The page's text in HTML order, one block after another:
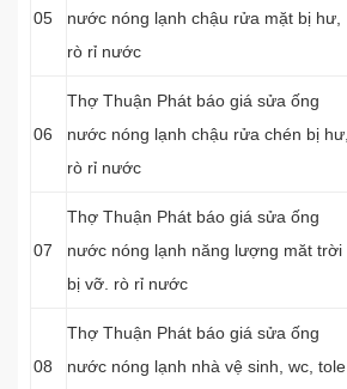
05
nước nóng lạnh chậu rửa mặt bị hư,
rò rỉ nước
06
Thợ Thuận Phát báo giá sửa ống
nước nóng lạnh chậu rửa chén bị hư,
rò rỉ nước
07
Thợ Thuận Phát báo giá sửa ống
nước nóng lạnh năng lượng măt trời
bị vỡ. rò rỉ nước
08
Thợ Thuận Phát báo giá sửa ống
nước nóng lạnh nhà vệ sinh, wc, tole